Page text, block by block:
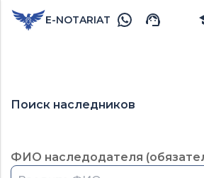
E-NOTARIAT
Поиск наследников
ФИО наследодателя